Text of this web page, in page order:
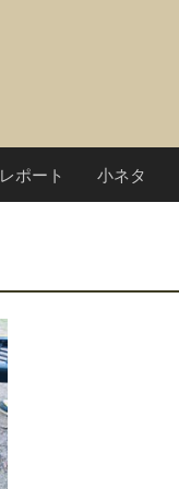
ポート 小ネタ